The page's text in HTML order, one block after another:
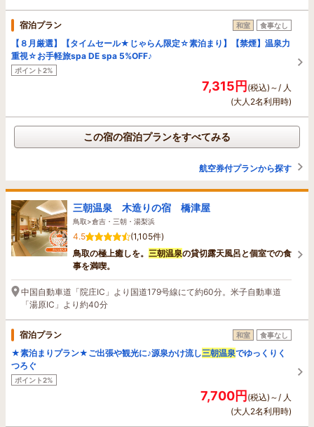
宿泊プラン 和室 食事なし
【８月厳選】【タイムセール★じゃらん限定☆素泊まり】【禁煙】温泉力
重視☆お手軽旅spa DE spa 5%OFF♪
ポイント2%
7,315円(税込)～/ 人
(大人2名利用時)
この宿の宿泊プランをすべてみる
航空券付プランから探す
三朝温泉 木造りの宿 橋津屋
鳥取>倉吉・三朝・湯梨浜
4.5
(1,105件)
鳥取の極上癒しを。 三朝温泉の貸切露天風呂と個室での食
事を満喫。
中国自動車道「院庄IC」より国道179号線にて約60分。米子自動車道
「湯原IC」より約40分
宿泊プラン 和室 食事なし
★素泊まりプラン★ご出張や観光に♪源泉かけ流し三朝温泉でゆっくりく
つろぐ
ポイント2%
7,700円(税込)～/ 人
(大人2名利用時)